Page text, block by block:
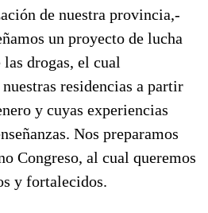
de nuestra provincia,-
un proyecto de lucha
drogas, el cual
residencias a partir
y cuyas experiencias
Nos preparamos
Congreso, al cual queremos
y fortalecidos.